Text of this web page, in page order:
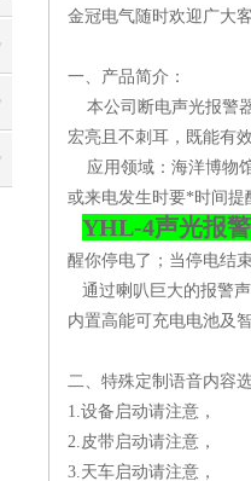
金冠电气随时欢迎广大
一、产品简介：
本公司断电声光报警
宏亮且不刺耳，既能有
应用领域：海洋博物
或来电发生时要*时间提
YHL-4声光报
醒你停电了；当停电结
通过喇叭巨大的报警
内置高能可充电电池及
二、特殊定制语音内容
1.设备启动请注意，
2.皮带启动请注意，
3.天车启动请注意，